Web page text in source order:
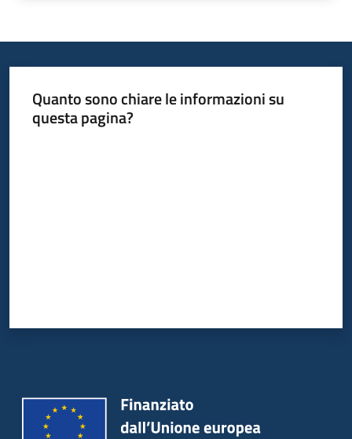
Quanto sono chiare le informazioni su
questa pagina?